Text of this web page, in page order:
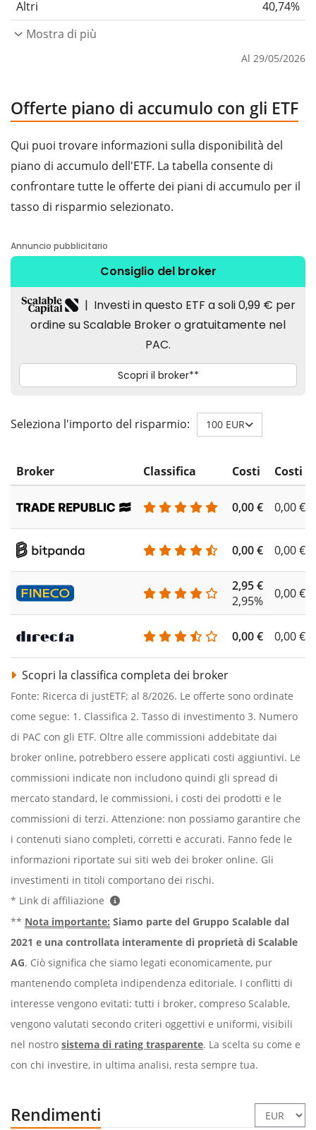
Altri
40,74%
Mostra di più
Al 29/05/2026
Offerte piano di accumulo con gli ETF
Qui puoi trovare informazioni sulla disponibilità del
piano di accumulo dell'ETF. La tabella consente di
confrontare tutte le offerte dei piani di accumulo per il
tasso di risparmio selezionato.
Seleziona l'importo del risparmio: 100 EUR
Broker Classifica Costi Costi
0,00 € 0,00 €
0,00 € 0,00 €
2,95 €
2,95%
0,00 €
0,00 € 0,00 €
Scopri la classifica completa dei broker
Fonte: Ricerca di justETF; al 8/2026. Le offerte sono ordinate
come segue: 1. Classifica 2. Tasso di investimento 3. Numero
di PAC con gli ETF. Oltre alle commissioni addebitate dai
broker online, potrebbero essere applicati costi aggiuntivi. Le
commissioni indicate non includono quindi gli spread di
mercato standard, le commissioni, i costi dei prodotti e le
commissioni di terzi. Attenzione: non possiamo garantire che
i contenuti siano completi, corretti e accurati. Fanno fede le
informazioni riportate sui siti web dei broker online. Gli
investimenti in titoli comportano dei rischi.
* Link di affiliazione
** Nota importante: Siamo parte del Gruppo Scalable dal
2021 e una controllata interamente di proprietà di Scalable
AG. Ciò significa che siamo legati economicamente, pur
mantenendo completa indipendenza editoriale. I conflitti di
interesse vengono evitati: tutti i broker, compreso Scalable,
vengono valutati secondo criteri oggettivi e uniformi, visibili
nel nostro sistema di rating trasparente. La scelta su come e
con chi investire, in ultima analisi, resta sempre tua.
Rendimenti